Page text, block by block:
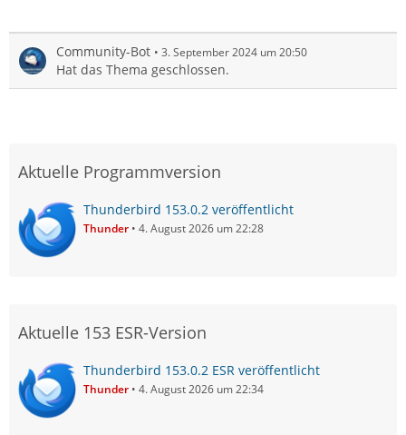
Community-Bot 3. September 2024 um 20:50
Hat das Thema geschlossen.
Aktuelle Programmversion
Thunderbird 153.0.2 veröffentlicht
Thunder 4. August 2026 um 22:28
Aktuelle 153 ESR-Version
Thunderbird 153.0.2 ESR veröffentlicht
Thunder 4. August 2026 um 22:34